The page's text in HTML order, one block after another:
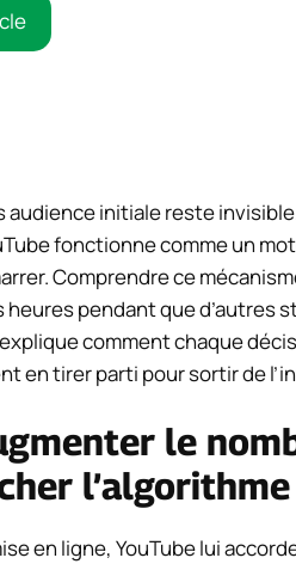
audience initiale reste
fonctionne comme un
Comprendre ce
pendant que d’autres
comment chaque
en tirer parti pour sortir de
le
l’algorithme
en ligne, YouTube lui